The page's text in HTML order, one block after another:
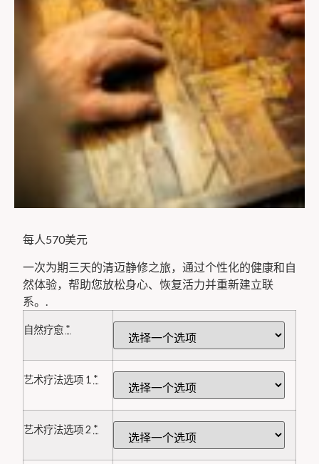
每人570美元
一次为期三天的清迈静修之旅，通过个性化的健康和自
然体验，帮助您放松身心、恢复活力并重新建立联
系。.
自然疗愈 *
艺术疗法选项 1 *
艺术疗法选项 2 *